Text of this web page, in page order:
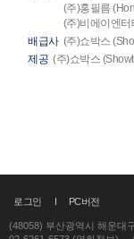
(주)홍필름
(주)비에이엔터
배급사 (주)쇼박스
제공 (주)쇼박스
로그인 PC버전
(48058) 부산광역시 해운대